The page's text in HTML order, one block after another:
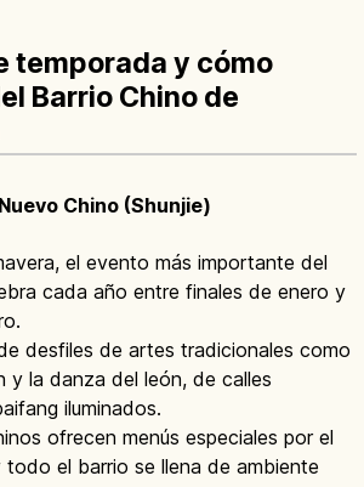
temporada y cómo
Barrio Chino de
Chino (Shunjie)
el evento más importante del
cada año entre finales de enero y
desfiles de artes tradicionales como
y la danza del león, de calles
iluminados.
ofrecen menús especiales por el
todo el barrio se llena de ambiente